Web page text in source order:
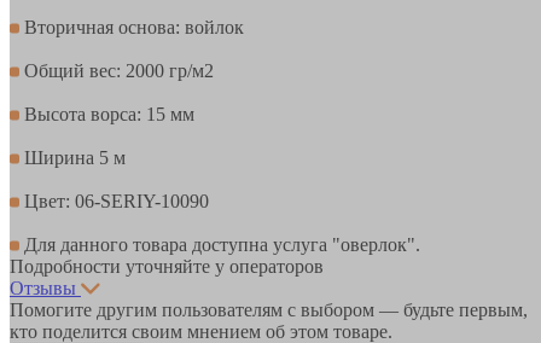
Вторичная основа: войлок
Общий вес: 2000 гр/м2
Высота ворса: 15 мм
Ширина 5 м
Цвет: 06-SERIY-10090
Для данного товара доступна услуга "оверлок".
Подробности уточняйте у операторов
Отзывы
Помогите другим пользователям с выбором — будьте первым,
кто поделится своим мнением об этом товаре.